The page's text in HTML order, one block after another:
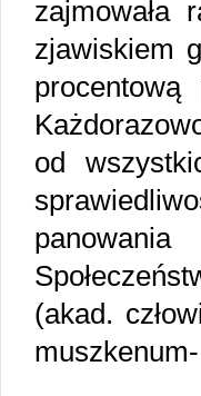
zajmowała
zjawiskiem
od
(akad.